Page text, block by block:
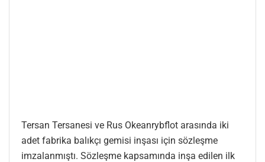
Tersan Tersanesi ve Rus Okeanrybflot arasında iki
adet fabrika balıkçı gemisi inşası için sözleşme
imzalanmıştı. Sözleşme kapsamında inşa edilen ilk